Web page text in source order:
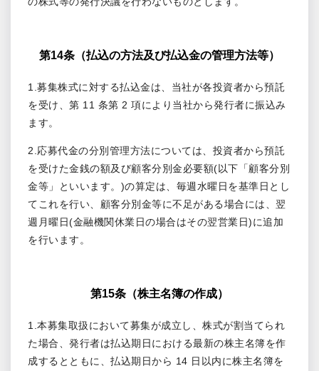
第14条（払込の方法及び払込金の管理方法等）
1.募集株式に対する払込金は、当社が各投資者から預託
を受け、第 11 条第 2 項により当社から発行者に振込み
ます。
2.応募代金の分別管理方法については、投資者から預託
を受けた金銭の額及び顧客分別金必要額(以下「顧客分別
金等」といいます。)の算定は、毎週水曜日を基準日とし
てこれを行い、顧客分別金等に不足がある場合には、翌
週月曜日(金融機関休業日の場合はその翌営業日)に追加
を行います。
第15条（株主名簿の作成）
1.本募集取扱において募集が成立し、株式が割当てられ
た場合、発行者は払込期日における最新の株主名簿を作
成するとともに、払込期日から 14 日以内に株主名簿を